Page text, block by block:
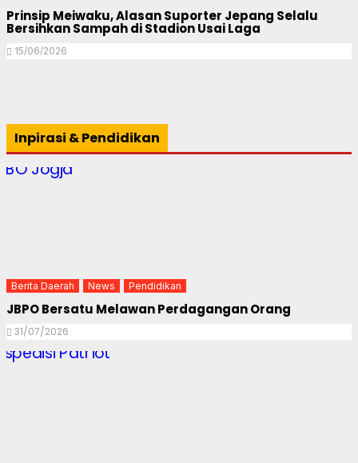
Prinsip Meiwaku, Alasan Suporter Jepang Selalu
Bersihkan Sampah di Stadion Usai Laga
15/06/2026
Inpirasi & Pendidikan
Berita Daerah News Pendidikan
JBPO Bersatu Melawan Perdagangan Orang
31/07/2026